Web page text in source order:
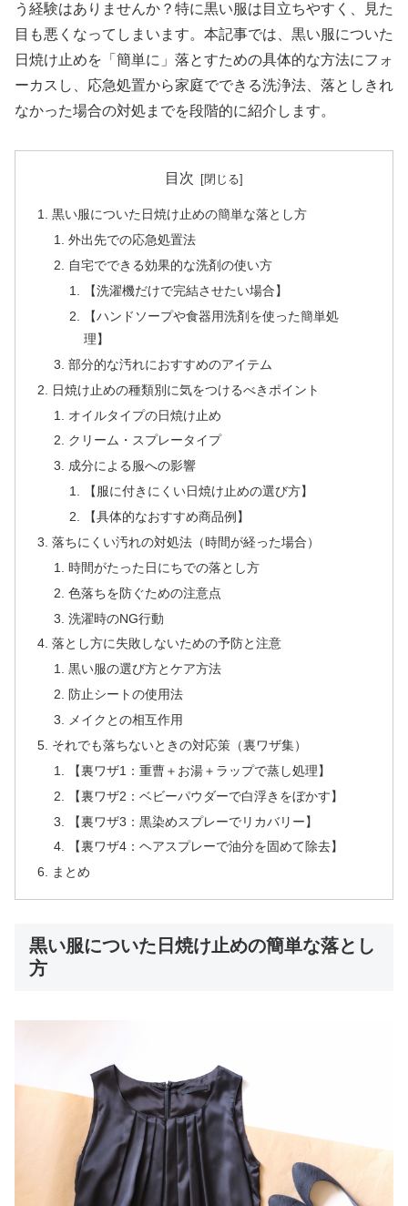
う経験はありませんか？特に黒い服は目立ちやすく、見た
目も悪くなってしまいます。本記事では、黒い服についた
日焼け止めを「簡単に」落とすための具体的な方法にフォ
ーカスし、応急処置から家庭でできる洗浄法、落としきれ
なかった場合の対処までを段階的に紹介します。
目次
黒い服についた日焼け止めの簡単な落とし方
外出先での応急処置法
自宅でできる効果的な洗剤の使い方
【洗濯機だけで完結させたい場合】
【ハンドソープや食器用洗剤を使った簡単処
理】
部分的な汚れにおすすめのアイテム
日焼け止めの種類別に気をつけるべきポイント
オイルタイプの日焼け止め
クリーム・スプレータイプ
成分による服への影響
【服に付きにくい日焼け止めの選び方】
【具体的なおすすめ商品例】
落ちにくい汚れの対処法（時間が経った場合）
時間がたった日にちでの落とし方
色落ちを防ぐための注意点
洗濯時のNG行動
落とし方に失敗しないための予防と注意
黒い服の選び方とケア方法
防止シートの使用法
メイクとの相互作用
それでも落ちないときの対応策（裏ワザ集）
【裏ワザ1：重曹＋お湯＋ラップで蒸し処理】
【裏ワザ2：ベビーパウダーで白浮きをぼかす】
【裏ワザ3：黒染めスプレーでリカバリー】
【裏ワザ4：ヘアスプレーで油分を固めて除去】
まとめ
黒い服についた日焼け止めの簡単な落とし
方